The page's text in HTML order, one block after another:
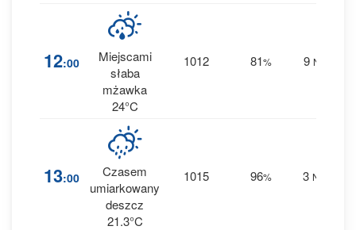
12:00
Miejscami
słaba
mżawka
24°C
1012 81% 9 NE
13:00
Czasem
umiarkowany
deszcz
21.3°C
1015 96% 3 NW